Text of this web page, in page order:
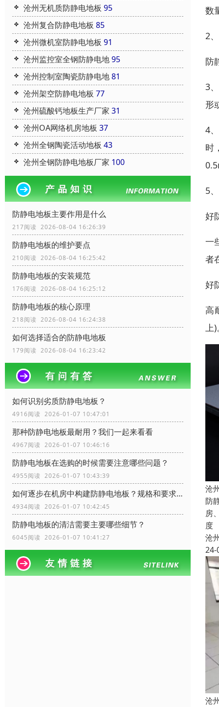
沧州无机质防静电地板 95
沧州复合防静电地板 85
沧州微机室防静电地板 91
沧州监控室全钢防静电地95
沧州控制室陶瓷防静电地81
沧州架空防静电地板 77
沧州硫酸钙地板生产厂家 31
沧州OA网络机房地板 37
沧州全钢陶瓷活动地板 43
沧州全钢防静电地板厂家 100
防静电地板主要作用是什么
217阅读 2026-08-04 16:26:39
防静电地板的维护要点
210阅读 2026-08-04 16:25:42
防静电地板的安装规范
176阅读 2026-08-04 16:25:12
防静电地板的核心原理
218阅读 2026-08-04 16:24:38
如何选择适合的防静电地板
179阅读 2026-08-04 16:23:42
如何识别劣质防静电地板？
4916阅读 2026-01-07 10:47:01
那种防静电地板最耐用？我们一起来看看
4967阅读 2026-01-07 10:46:16
防静电地板在选购的时候需要注意哪些问题？
4955阅读 2026-01-07 10:43:39
如何逐步在机房中构建防静电地板？规格和要求？
4934阅读 2026-01-07 10:42:45
防静电地板的清洁需要主要哪些细节？
6045阅读 2026-01-07 10:41:27
数
2
防
3
形
4
时
5
好
一
者
好
高
上
沧
防
房
度
沧
24-
沧